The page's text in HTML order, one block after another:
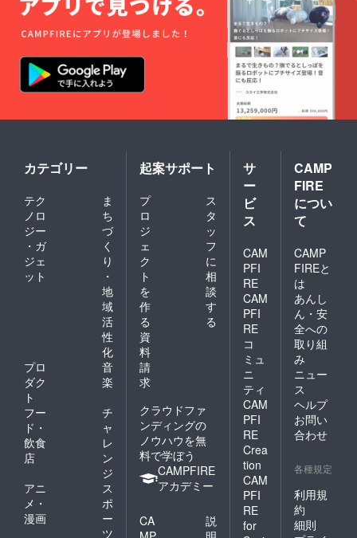
カテゴリー
テク
ノロ
ジー
・ガ
ジェ
ット
ま
ち
づ
く
り
・
地
域
活
性
化
プロ
ダク
ト
音
楽
フー
ド・
飲食
店
チ
ャ
レ
ン
ジ
アニ
メ・
漫画
ス
ポ
ー
ツ
起案サポート
プ
ロ
ジ
ェ
ク
ト
を
作
る
ス
タ
ッ
フ
に
相
談
す
る
資
料
請
求
クラウドファ
ンディングの
ノウハウを無
料で学ぼう
CAMPFIRE
アカデミー
CA
説
サ
ー
ビ
ス
CAM
PFI
RE
CAM
PFI
RE
コ
ミュ
ニ
ティ
CAM
PFI
RE
Crea
tion
CAM
PFI
RE
for
CAMP
FIRE
につい
て
CAMP
FIREと
は
あんし
ん・安
全への
取り組
み
ニュー
ス
ヘルプ
お問い
合わせ
各種規定
利用規
約
細則